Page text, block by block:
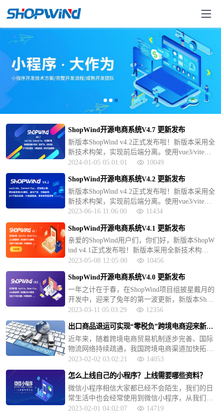
ShopWind开源电商系统V4.7 更新发布
新版本ShopWind v4.2正式发布啦！新版本采用全
新技术构架，实现前后端分离。使用vue3/vite、
Element Plus UI、 axios数据请求、页面异步加
销等功能，，修复了不少功能模块
2024-01-05 05:01:01 10049
ShopWind开源电商系统V4.2 更新发布
新版本ShopWind v4.2正式发布啦！新版本采用全
新技术构架，实现前后端分离。使用vue3/vite、
Element Plus UI、 axios数据请求、页面异步加
销等功能
2023-06-16 11:06:00 11434
ShopWind开源电商系统V4.1 更新发布
亲爱的ShopWind用户们，你们好，新版本ShopW
ind v4.1正式发布啦！新版本采用全新技术构
架，实现前后端分离。使用vue3/vite、Element Pl
2023-05-08 12:05:00 10456
ShopWind开源电商系统V4.0 更新发布
一年之计在于春，在ShopWind项目组披星戴月的
开发中，迎来了兔年的第一波更新，新版本Shop
Wind v4.0正式发布啦！新版本采用全新技术构
us UI、 axios数据请求、页面异步加载。
2023-03-11 05:03:29 12356
出口商品退运可实现“零税负”跨境电商迎来新政
策支持
近年来，随着跨境电商贸易机制逐步完善、国际
物流网络持续疏通，我国跨境电商渠道加快拓
宽，越来越多的市场主体通过这一渠道实现“买
2023-02-02 03:02:21 14053
怎么上线自己的小程序？上线需要哪些资料？
微信小程序相信大家都已经不会陌生，我们的日
常生活中也会经常使用到微信小程序，从我们出
门逛街买奶茶，坐公交刷地铁，偷懒不出门买
2023-02-01 04:02:07 14719